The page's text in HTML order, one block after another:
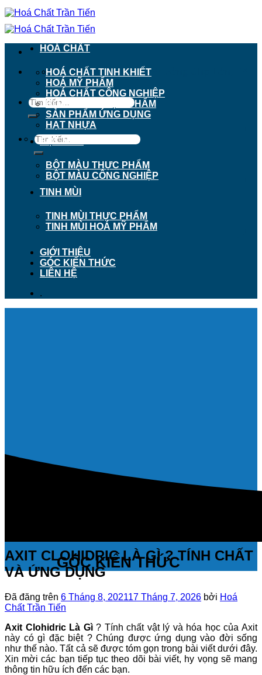
Chuyển
đến
nội
911 - 913 Nguyễn Trãi, Phường Chợ Lớn, TP.
Hồ Chí Minh
Tìm
kiếm:
Tìm
kiếm:
HOÁ CHẤT
HOÁ CHẤT TINH KHIẾT
HOÁ MỸ PHẨM
HOÁ CHẤT CÔNG NGHIỆP
HOÁ CHẤT THỰC PHẨM
SẢN PHẨM ỨNG DỤNG
HẠT NHỰA
BỘT MÀU
BỘT MÀU THỰC PHẨM
BỘT MÀU CÔNG NGHIỆP
TINH MÙI
TINH MÙI THỰC PHẨM
TINH MÙI HOÁ MỸ PHẨM
GIỚI THIỆU
GÓC KIẾN THỨC
LIÊN HỆ
.
GÓC KIẾN THỨC
AXIT CLOHIDRIC LÀ GÌ ? TÍNH CHẤT
VÀ ỨNG DỤNG
Đã đăng trên 6 Tháng 8, 202117 Tháng 7, 2026 bởi Hoá
Chất Trần Tiến
Axit Clohidric Là Gì? Tính chất vật lý và hóa học của Axit
này có gì đặc biệt ? Chúng được ứng dụng vào đời sống
như thế nào. Tất cả sẽ được tóm gọn trong bài viết dưới đây.
Xin mời các bạn tiếp tục theo dõi bài viết, hy vọng sẽ mang
thông tin hữu ích đến các bạn.